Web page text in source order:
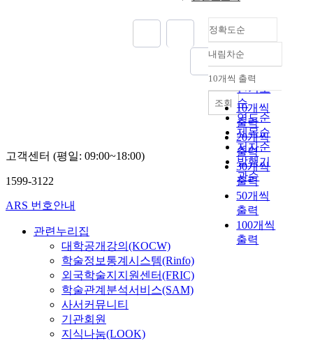
정확도순
정확도
순
인기도
순
연도순
제목순
저자순
발행기
관순
내림차순
내림차순
10개씩 출력
10개씩
출력
20개씩
출력
30개씩
출력
50개씩
출력
100개씩
출력
조회
고객센터 (평일: 09:00~18:00)
1599-3122
ARS 번호안내
관련누리집
대학공개강의(KOCW)
학술정보통계시스템(Rinfo)
외국학술지지원센터(FRIC)
학술관계분석서비스(SAM)
사서커뮤니티
기관회원
지식나눔(LOOK)